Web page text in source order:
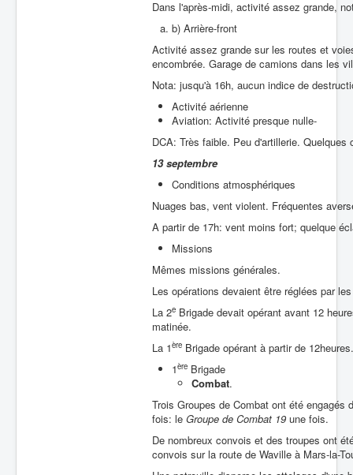
Dans l'après-midi, activité assez grande,
b) Arrière-front
Activité assez grande sur les routes et
encombrée. Garage de camions dans les
Nota: jusqu'à 16h, aucun indice de
Activité aérienne
Aviation: Activité presque nulle-
DCA: Très faible. Peu d'artillerie. Quelques
13 septembre
Conditions atmosphériques
Nuages bas, vent violent. Fréquentes
A partir de 17h: vent moins fort; quelque
Missions
Mêmes missions générales.
Les opérations devaient être réglées par
La 2e Brigade devait opérant avant 12
matinée.
La 1ère Brigade opérant à partir de 12heures.
1ère Brigade
Combat.
Trois Groupes de Combat ont été engagés
fois: le Groupe de Combat 19 une fois.
De nombreux convois et des troupes ont
convois sur la route de Waville à Mars-la-